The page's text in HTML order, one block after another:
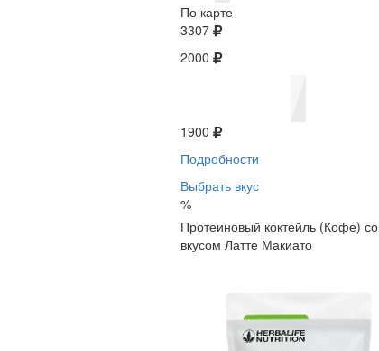
По карте
3307
2000
1900
Подробности
Выбрать вкус
%
Протеиновый коктейль (Кофе) со
вкусом Латте Макиато